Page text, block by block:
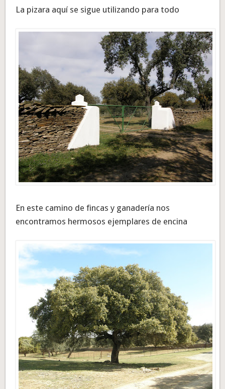
La pizara aquí se sigue utilizando para todo
En este camino de fincas y ganadería nos
encontramos hermosos ejemplares de encina